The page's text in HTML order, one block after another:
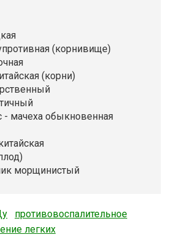
(корнивище)
(корни)
- мачеха обыкновенная
морщинистый
противовоспалительное
легких